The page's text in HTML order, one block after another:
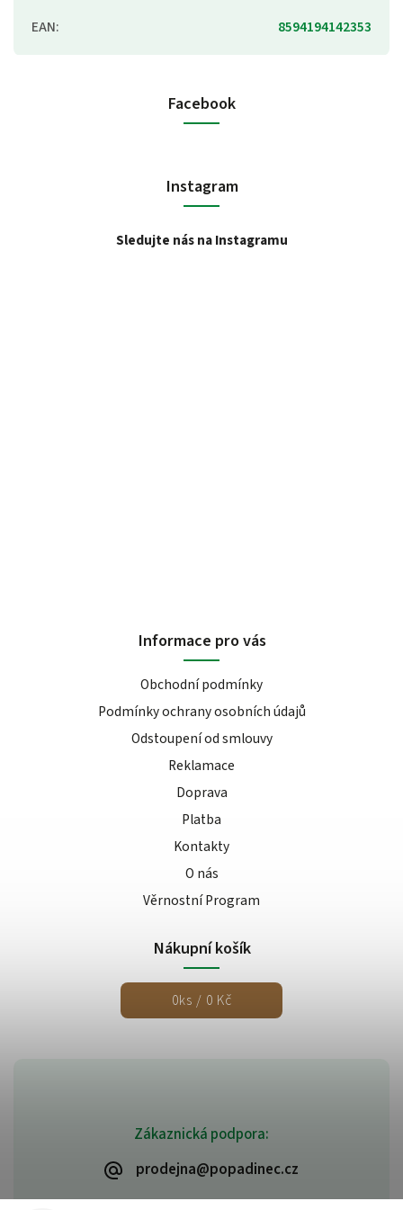
EAN: 8594194142353
Zákaznická podpora:
prodejna@popadinec.cz
Facebook
Instagram
Sledujte nás na Instagramu
Informace pro vás
Obchodní podmínky
Podmínky ochrany osobních údajů
Odstoupení od smlouvy
Reklamace
Doprava
Platba
Kontakty
O nás
Věrnostní Program
Nákupní košík
0ks / 0 Kč